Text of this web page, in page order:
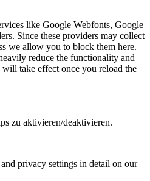
like Google Webfonts, Google
Since these providers may collect
we allow you to block them here.
reduce the functionality and
will take effect once you reload the
zu aktivieren/deaktivieren.
privacy settings in detail on our